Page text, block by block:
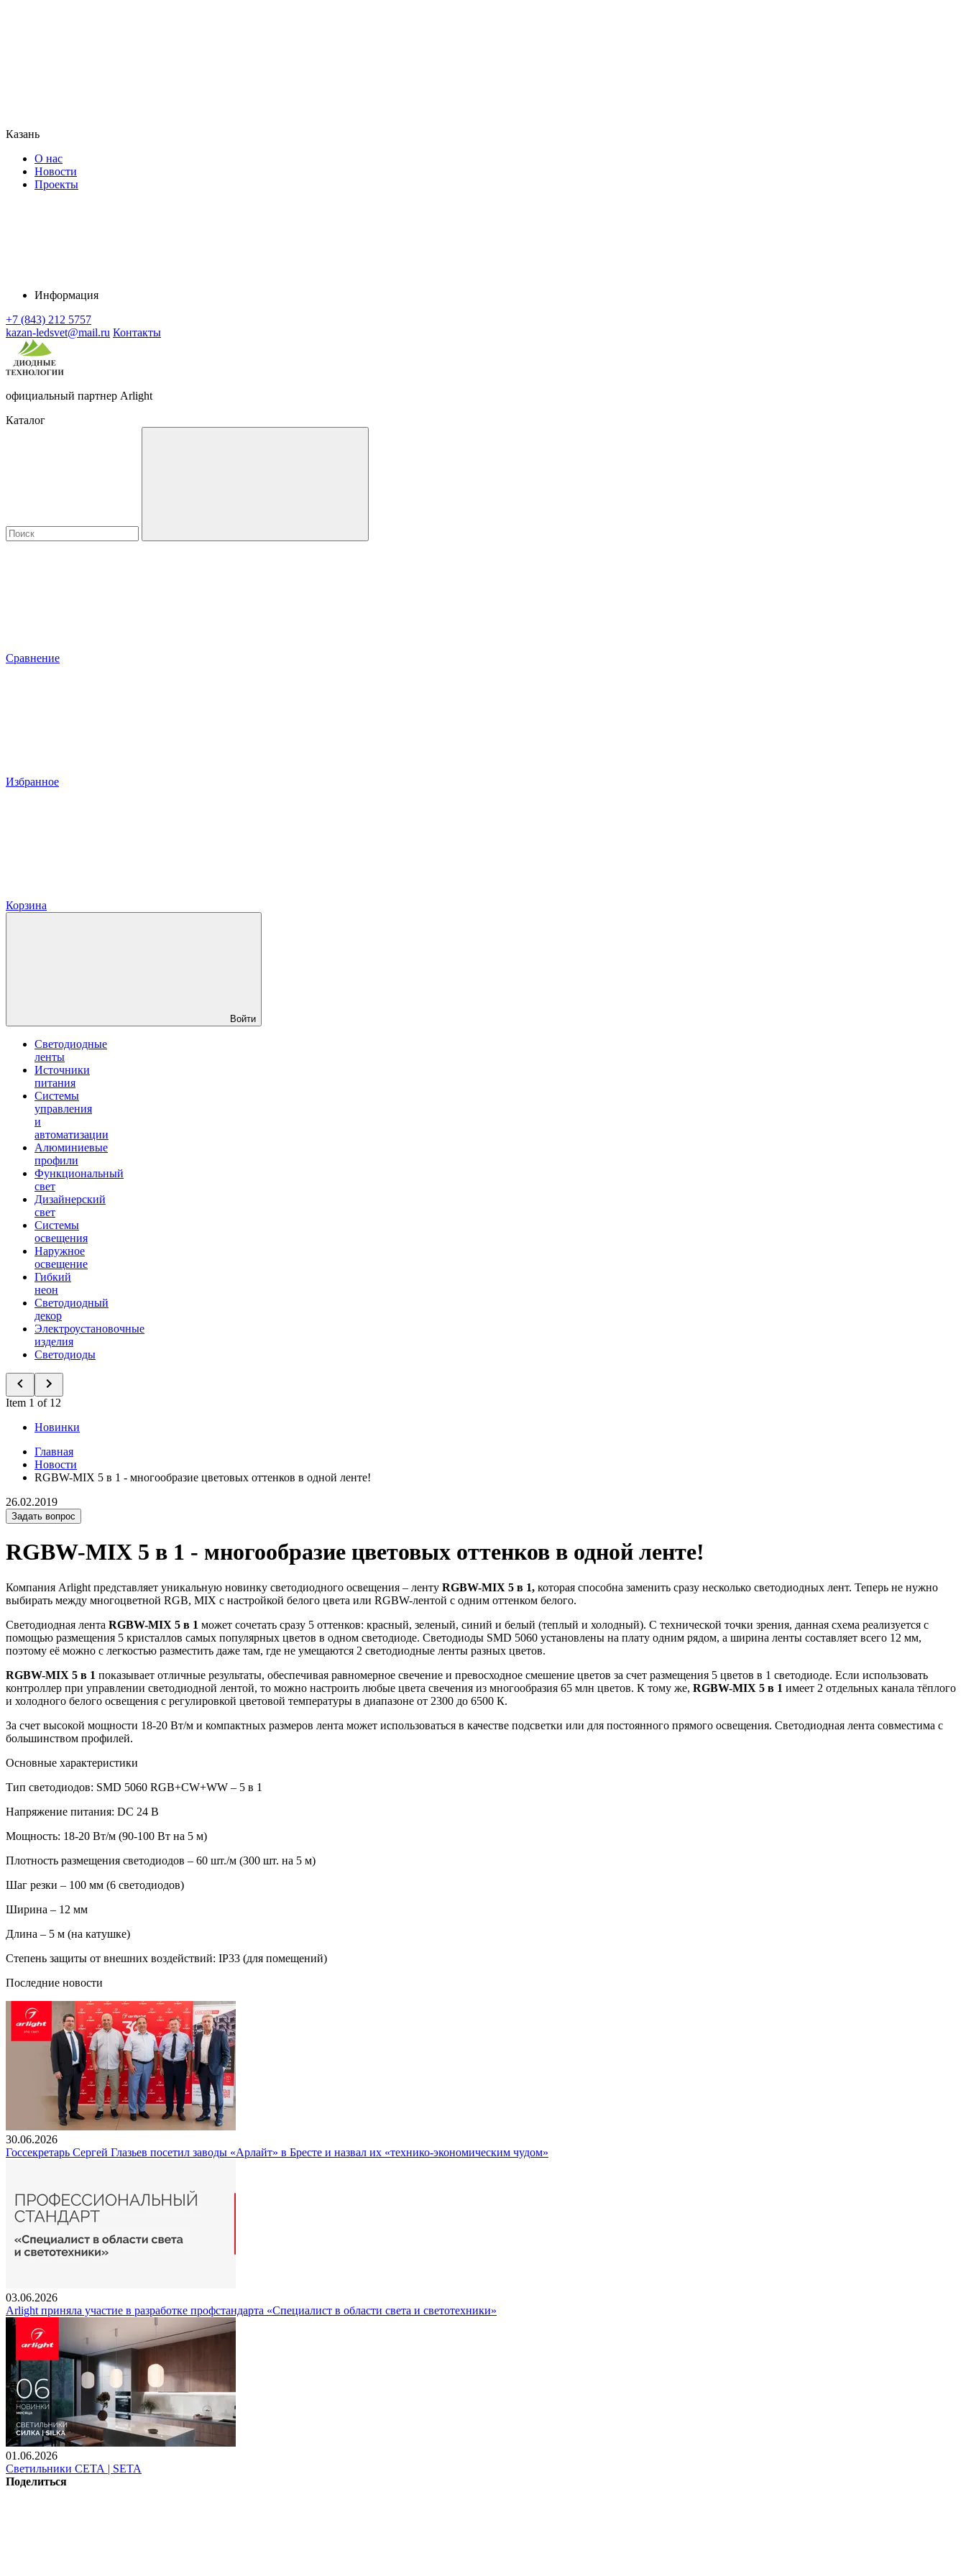
Казань
О нас
Новости
Проекты
Информация
+7 (843) 212 5757
kazan-ledsvet@mail.ru Контакты
официальный партнер Arlight
Каталог
Сравнение
Избранное
Корзина
Войти
Светодиодные
ленты
Источники
питания
Системы
управления
и
автоматизации
Алюминиевые
профили
Функциональный
свет
Дизайнерский
свет
Системы
освещения
Наружное
освещение
Гибкий
неон
Светодиодный
декор
Электроустановочные
изделия
Светодиоды
Item 1 of 12
Новинки
Главная
Новости
RGBW-MIX 5 в 1 - многообразие цветовых оттенков в одной ленте!
26.02.2019
Задать вопрос
RGBW-MIX 5 в 1 - многообразие цветовых оттенков в одной ленте!
Компания Arlight представляет уникальную новинку светодиодного освещения – ленту RGBW-MIX 5 в 1, которая способна заменить сразу несколько светодиодных лент. Теперь не нужно
выбирать между многоцветной RGB, MIX с настройкой белого цвета или RGBW-лентой с одним оттенком белого.
Светодиодная лента RGBW-MIX 5 в 1 может сочетать сразу 5 оттенков: красный, зеленый, синий и белый (теплый и холодный). С технической точки зрения, данная схема реализуется с
помощью размещения 5 кристаллов самых популярных цветов в одном светодиоде. Светодиоды SMD 5060 установлены на плату одним рядом, а ширина ленты составляет всего 12 мм,
поэтому её можно с легкостью разместить даже там, где не умещаются 2 светодиодные ленты разных цветов.
RGBW-MIX 5 в 1 показывает отличные результаты, обеспечивая равномерное свечение и превосходное смешение цветов за счет размещения 5 цветов в 1 светодиоде. Если использовать
контроллер при управлении светодиодной лентой, то можно настроить любые цвета свечения из многообразия 65 млн цветов. К тому же, RGBW-MIX 5 в 1 имеет 2 отдельных канала тёплого
и холодного белого освещения с регулировкой цветовой температуры в диапазоне от 2300 до 6500 К.
За счет высокой мощности 18-20 Вт/м и компактных размеров лента может использоваться в качестве подсветки или для постоянного прямого освещения. Светодиодная лента совместима с
большинством профилей.
Основные характеристики
Тип светодиодов: SMD 5060 RGB+CW+WW – 5 в 1
Напряжение питания: DC 24 В
Мощность: 18-20 Вт/м (90-100 Вт на 5 м)
Плотность размещения светодиодов – 60 шт./м (300 шт. на 5 м)
Шаг резки – 100 мм (6 светодиодов)
Ширина – 12 мм
Длина – 5 м (на катушке)
Степень защиты от внешних воздействий: IP33 (для помещений)
Последние новости
30.06.2026
Госсекретарь Сергей Глазьев посетил заводы «Арлайт» в Бресте и назвал их «технико-экономическим чудом»
03.06.2026
Arlight приняла участие в разработке профстандарта «Специалист в области света и светотехники»
01.06.2026
Светильники СЕТА | SETA
Поделиться